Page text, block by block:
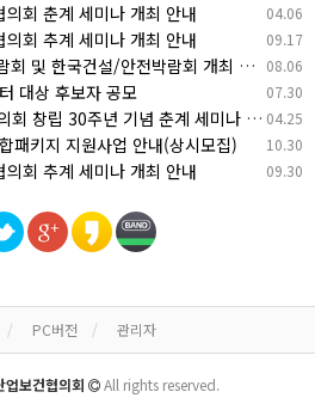
04.06
회 춘계 세미나 개최 안내
09.17
회 추계 세미나 개최 안내
08.06
및 한국건설/안전박람회 개최 안내
07.30
대상 후보자 공모
04.25
립 30주년 기념 춘계 세미나 개최 안내
10.30
패키지 지원사업 안내(상시모집)
09.30
회 추계 세미나 개최 안내
PC버전 관리자
업보건협의회 All rights reserved.